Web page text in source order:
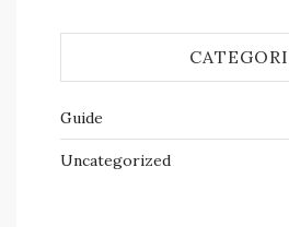
Guide
Uncategorized